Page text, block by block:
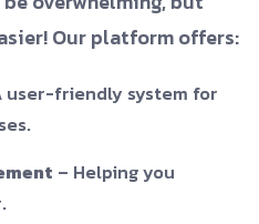
Our platform offers:
user-friendly system for
– Helping you